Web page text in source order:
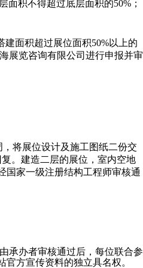
面积不得超过底层面积的50%；
建面积超过展位面积50%以上的
展览咨询有限公司进行申报并审
将展位设计及施工图纸二份交
。建造二层的展位，室内空地
国家一级注册结构工程师审核通
办者审核通过后，每位联合参
方宣传资料的独立具名权。